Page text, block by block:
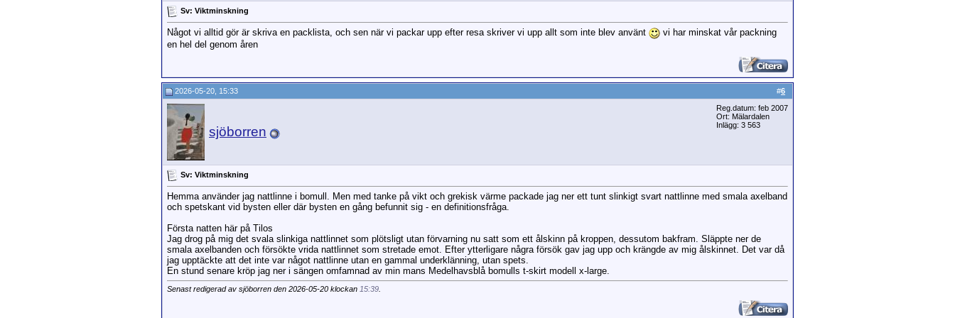
Sv: Viktminskning
Något vi alltid gör är skriva en packlista, och sen när vi packar upp efter resa skriver vi upp allt som inte blev använt
vi har minskat vår packning
en hel del genom åren
#6
2026-05-20, 15:33
sjöborren
Reg.datum: feb 2007
Ort: Mälardalen
Inlägg: 3 563
Sv: Viktminskning
Hemma använder jag nattlinne i bomull. Men med tanke på vikt och grekisk värme packade jag ner ett tunt slinkigt svart nattlinne med smala axelband
och spetskant vid bysten eller där bysten en gång befunnit sig - en definitionsfråga.
Första natten här på Tilos
Jag drog på mig det svala slinkiga nattlinnet som plötsligt utan förvarning nu satt som ett ålskinn på kroppen, dessutom bakfram. Släppte ner de
smala axelbanden och försökte vrida nattlinnet som stretade emot. Efter ytterligare några försök gav jag upp och krängde av mig ålskinnet. Det var då
jag upptäckte att det inte var något nattlinne utan en gammal underklänning, utan spets.
En stund senare kröp jag ner i sängen omfamnad av min mans Medelhavsblå bomulls t-skirt modell x-large.
Senast redigerad av sjöborren den 2026-05-20 klockan 15:39